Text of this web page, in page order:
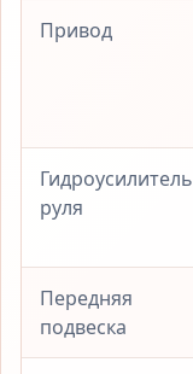
Привод
Гидроусилитель
руля
Передняя
подвеска